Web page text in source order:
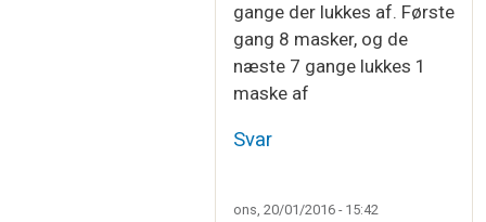
gange der lukkes af. Første
gang 8 masker, og de
næste 7 gange lukkes 1
maske af
Svar
ons, 20/01/2016 - 15:42